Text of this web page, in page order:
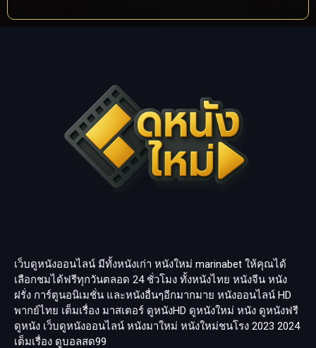
เว็บดูหนังออนไลน์ มีทั้งหนังเก่า หนังใหม่ marinabet ให้คุณได้
เลือกชมได้ฟรีทุกวันตลอด 24 ชั่วโมง ทั้งหนังไทย หนังจีน หนัง
ฝรั่ง การ์ตูนอนิเมชั่น และหนังอื่นๆอีกมากมาย หนังออนไลน์ HD
พากย์ไทย เต็มเรื่อง มาสเตอร์ ดูหนังHD ดูหนังใหม่ หนัง ดูหนังฟรี
ดูหนัง เว็บดูหนังออนไลน์ หนังมาใหม่ หนังใหม่ชนโรง 2023 2024
เต็มเรื่อง ดูบอลสด99